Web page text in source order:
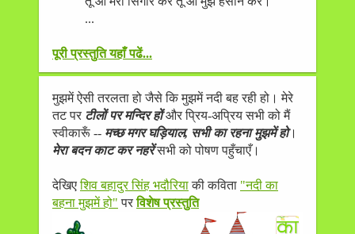
...
पूरी प्रस्तुति यहाँ पढें...
मुझमें ऐसी तरलता हो जैसे कि मुझमें नदी बह रही हो। मेरे
तट पर टीलों पर मन्दिर होंऔर प्रिय-अप्रिय सभी को मैं
स्वीकारूँ -- मच्छ मगर घड़ियाल, सभी का रहना मुझमें हो।
मेरा बदन काट कर नहरेंसभी को पोषण पहुँचाएँ।
देखिएशिव बहादुर सिंह भदौरियाकी कविता "नदी का
बहना मुझमें हो" परविशेष प्रस्तुति